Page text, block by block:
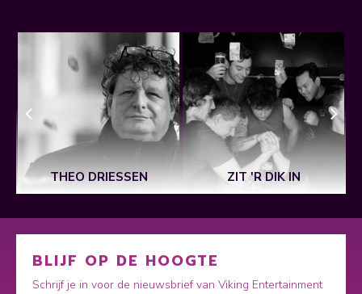
THEO DRIESSEN ZIT 'R DIK IN
BLIJF OP DE HOOGTE
Schrijf je in voor de nieuwsbrief van Viking Entertainment